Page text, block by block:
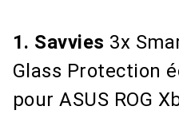
1. Savvies 3x
Glass Protection
pour ASUS ROG